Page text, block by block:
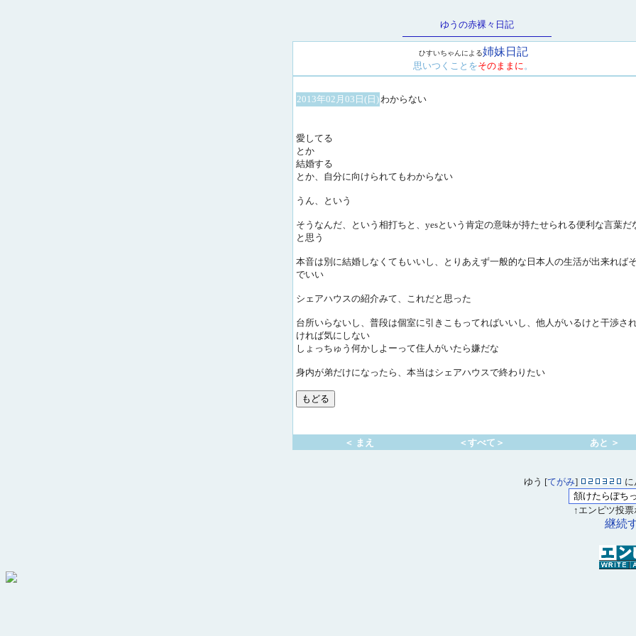
ゆうの赤裸々日記
ひすいちゃんによる姉妹日記
思いつくことをそのままに。
2013年02月03日(日)わからない
愛してる
とか
結婚する
とか、自分に向けられてもわからない
うん、という
そうなんだ、という相打ちと、yesという肯定の意味が持たせられる便利な言葉だ
と思う
本音は別に結婚しなくてもいいし、とりあえず一般的な日本人の生活が出来れば
でいい
シェアハウスの紹介みて、これだと思った
台所いらないし、普段は個室に引きこもってればいいし、他人がいるけと干渉さ
ければ気にしない
しょっちゅう何かしよーって住人がいたら嫌だな
身内が弟だけになったら、本当はシェアハウスで終わりたい
＜ まえ ＜すべて＞ あと ＞
ゆう [てがみ] に
↑エンピツ投票
継続